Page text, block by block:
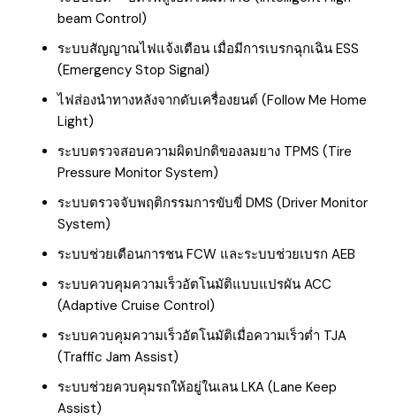
beam Control)
ระบบสัญญาณไฟแจ้งเตือน เมื่อมีการเบรกฉุกเฉิน ESS
(Emergency Stop Signal)
ไฟส่องนำทางหลังจากดับเครื่องยนต์ (Follow Me Home
Light)
ระบบตรวจสอบความผิดปกติของลมยาง TPMS (Tire
Pressure Monitor System)
ระบบตรวจจับพฤติกรรมการขับขี่ DMS (Driver Monitor
System)
ระบบช่วยเตือนการชน FCW และระบบช่วยเบรก AEB
ระบบควบคุมความเร็วอัตโนมัติแบบแปรผัน ACC
(Adaptive Cruise Control)
ระบบควบคุมความเร็วอัตโนมัติเมื่อความเร็วต่ำ TJA
(Traffic Jam Assist)
ระบบช่วยควบคุมรถให้อยู่ในเลน LKA (Lane Keep
Assist)